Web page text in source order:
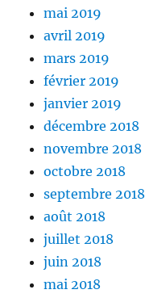
mai 2019
avril 2019
mars 2019
février 2019
janvier 2019
décembre 2018
novembre 2018
octobre 2018
septembre 2018
août 2018
juillet 2018
juin 2018
mai 2018